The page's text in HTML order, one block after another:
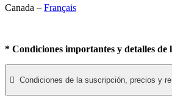
Canada – Français
* Condiciones importantes y detalles de
 Condiciones de la suscripción, precios y